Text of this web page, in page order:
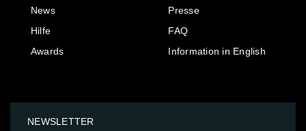
News
Hilfe
Awards
Presse
FAQ
Information in English
NEWSLETTER